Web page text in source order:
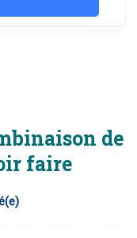
de
faire